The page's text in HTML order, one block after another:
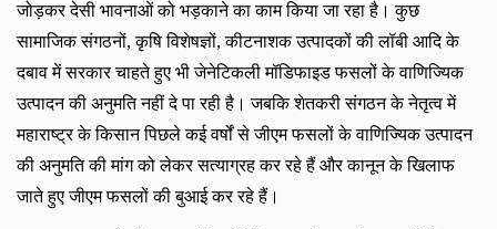
जोड़कर देसी भावनाओं को भड़काने का काम किया जा रहा है। कुछ
सामाजिक संगठनों, कृषि विशेषज्ञों, कीटनाशक उत्पादकों की लॉबी आदि के
दबाव में सरकार चाहते हुए भी जेनेटिकली मॉडिफाइड फसलों के वाणिज्यिक
उत्पादन की अनुमति नहीं दे पा रही है। जबकि शेतकरी संगठन के नेतृत्व में
महाराष्ट्र के किसान पिछले कई वर्षों से जीएम फसलों के वाणिज्यिक उत्पादन
की अनुमति की मांग को लेकर सत्याग्रह कर रहे हैं और कानून के खिलाफ
जाते हुए जीएम फसलों की बुआई कर रहे हैं।